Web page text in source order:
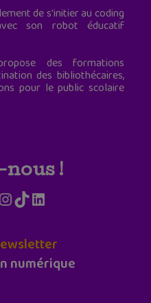
de s'initier au coding
son robot éducatif
des formations
des bibliothécaires,
pour le public scolaire
!
Instagram
TikTokLinkedIn
numérique